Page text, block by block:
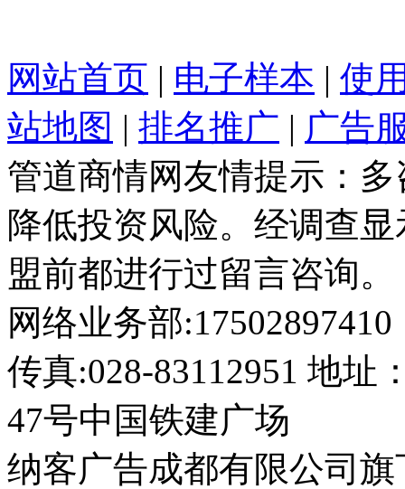
网站首页 | 电子样本 | 使
站地图 | 排名推广 | 广告
管道商情网友情提示：
降低投资风险。经调查
盟前都进行过留言咨询。
网络业务部
传真:028-83112951 地址
47号中国铁建广场
纳客广告成都有限公司旗